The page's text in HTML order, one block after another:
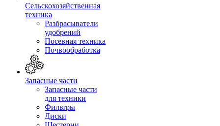
Сельскохозяйственная
техника
Разбрасыватели
удобрений
Посевная техника
Почвообработка
Запасные части
Запасные части
для техники
Фильтры
Диски